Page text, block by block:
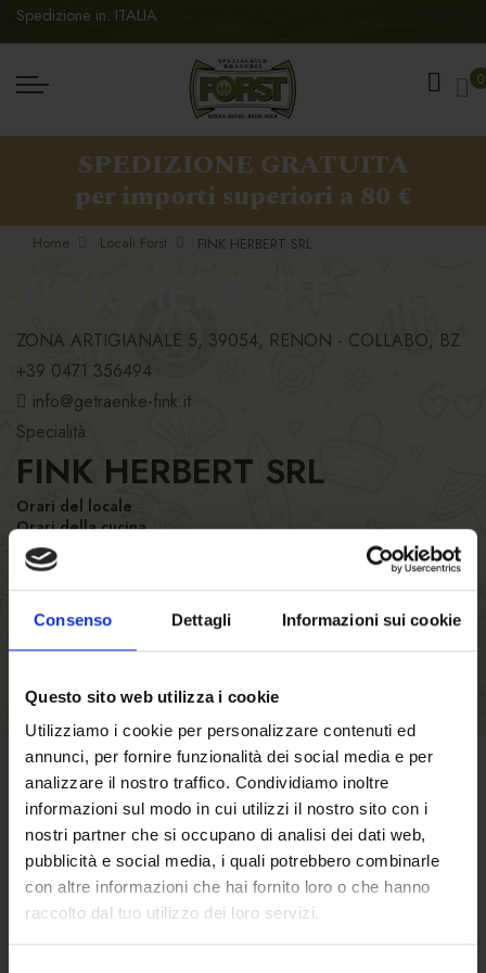
Consenso Dettagli Informazioni sui cookie
Questo sito web utilizza i cookie
Utilizziamo i cookie per personalizzare contenuti ed
annunci, per fornire funzionalità dei social media e per
analizzare il nostro traffico. Condividiamo inoltre
informazioni sul modo in cui utilizzi il nostro sito con i
nostri partner che si occupano di analisi dei dati web,
pubblicità e social media, i quali potrebbero combinarle
con altre informazioni che hai fornito loro o che hanno
raccolto dal tuo utilizzo dei loro servizi.
Spedizione in: ITALIA
0
SPEDIZIONE GRATUITA
per importi superiori a 80 €
Home Locali Forst FINK HERBERT SRL
ZONA ARTIGIANALE 5, 39054, RENON - COLLABO, BZ
+39 0471 356494
info@getraenke-fink.it
Specialità
FINK HERBERT SRL
Orari del locale
Orari della cucina
Numero posti
CONDIZIONI DI VENDITA
Clicca quiper scoprire termini e condizioni
di vendita.